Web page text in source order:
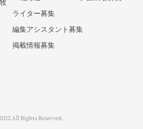
ライター募集
編集アシスタント募集
掲載情報募集
All Rights Reserved.